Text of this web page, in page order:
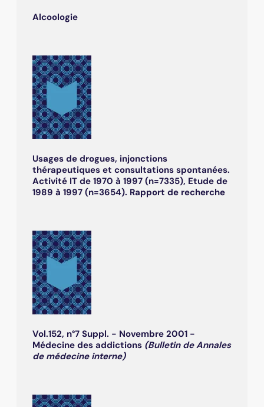
Alcoologie
Usages de drogues, injonctions
thérapeutiques et consultations spontanées.
Activité IT de 1970 à 1997 (n=7335), Etude de
1989 à 1997 (n=3654). Rapport de recherche
Vol.152, n°7 Suppl. - Novembre 2001 -
Médecine des addictions (Bulletin de Annales
de médecine interne)